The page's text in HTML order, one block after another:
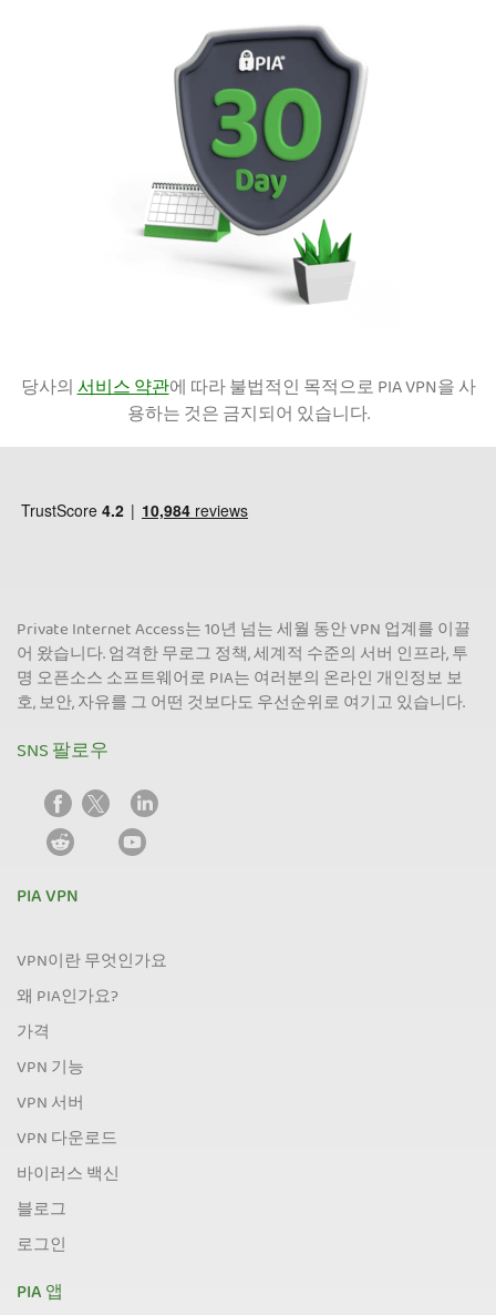
당사의서비스 약관에 따라 불법적인 목적으로 PIA VPN을 사
용하는 것은 금지되어 있습니다.
Private Internet Access는 10년 넘는 세월 동안 VPN 업계를 이끌
어 왔습니다. 엄격한 무로그 정책, 세계적 수준의 서버 인프라, 투
명 오픈소스 소프트웨어로 PIA는 여러분의 온라인 개인정보 보
호, 보안, 자유를 그 어떤 것보다도 우선순위로 여기고 있습니다.
SNS 팔로우
PIA VPN
VPN이란 무엇인가요
왜 PIA인가요?
가격
VPN 기능
VPN 서버
VPN 다운로드
바이러스 백신
블로그
로그인
PIA 앱